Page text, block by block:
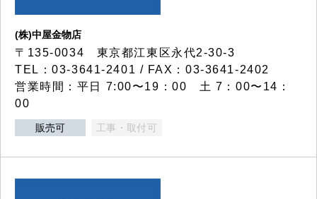
(株)中屋金物店
〒135-0034 東京都江東区永代2-30-3
TEL：03-3641-2401 / FAX：03-3641-2402
営業時間：平日 7:00〜19：00 土 7：00〜14：
00
販売可 工事・取付可